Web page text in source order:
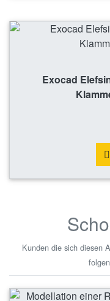
Exocad
Kunden die sich diesen